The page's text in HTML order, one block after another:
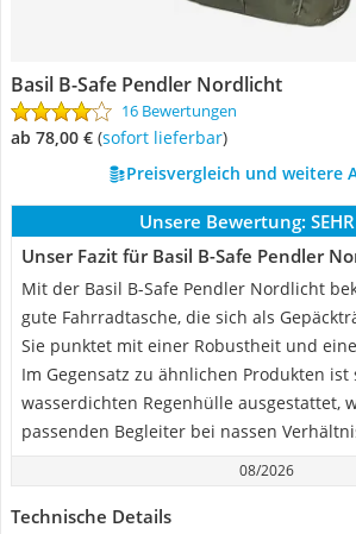
Basil B-Safe Pendler Nordlicht
16 Bewertungen
ab 78,00 € ( Sofort lieferbar)
Preisvergleich und weitere
Unsere Bewertung:
Unser Fazit für Basil B-Safe Pendler
Mit der Basil B-Safe Pendler Nordlicht
gute Fahrradtasche, die sich als
Sie punktet mit einer Robustheit und
Im Gegensatz zu ähnlichen Produkten
wasserdichten Regenhülle ausgestattet,
passenden Begleiter bei nassen
08/2026
Technische Details